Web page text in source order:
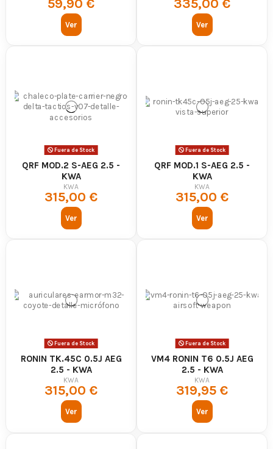
¿Dónde comprar réplicas KWA online?
En Airsoft Yecla puedes comprar réplicas KWA online con envío rápido, pago
seguro y una amplia selección de modelos preparados para diferentes
59,90 €
Ver
335,00 €
Ver
Fuera de Stock
QRF MOD.2 S-AEG 2.5 -
KWA
KWA
315,00 €
Ver
Fuera de Stock
QRF MOD.1 S-AEG 2.5 -
KWA
KWA
315,00 €
Ver
Fuera de Stock
RONIN TK.45C 0.5J AEG
2.5 - KWA
KWA
315,00 €
Ver
Fuera de Stock
VM4 RONIN T6 0.5J AEG
2.5 - KWA
KWA
319,95 €
Ver